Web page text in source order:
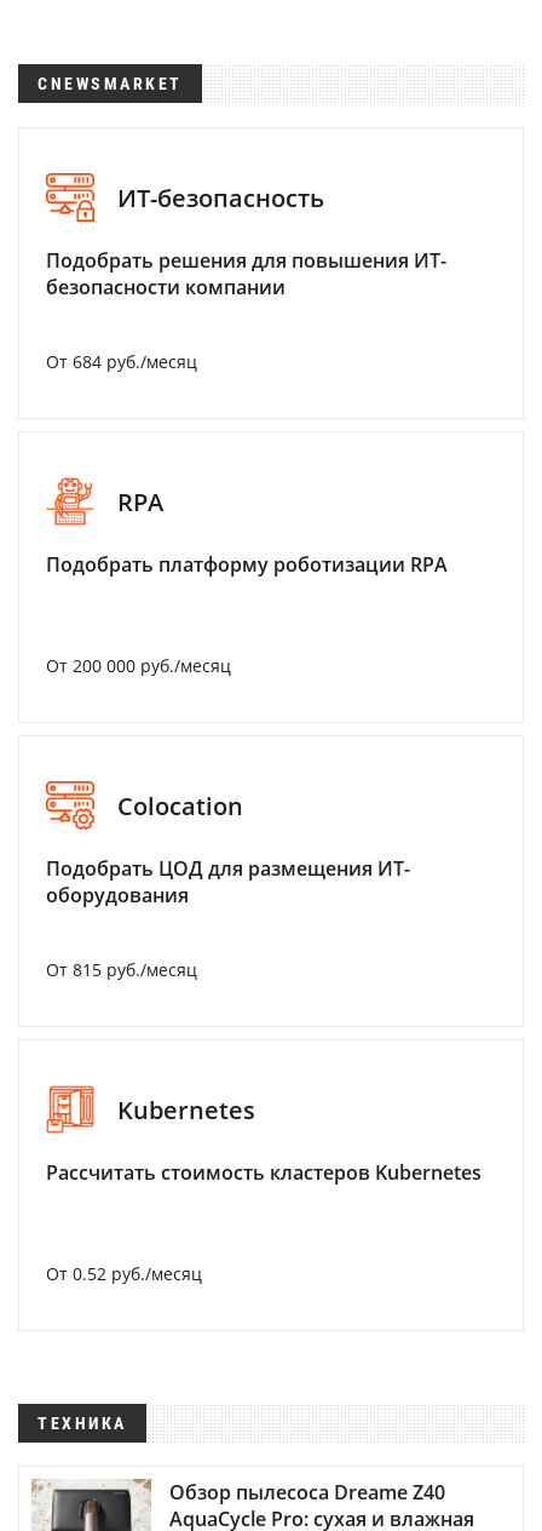
CNEWSMARKET
ИТ-безопасность
Подобрать решения для повышения ИТ-
безопасности компании
От 684 руб./месяц
RPA
Подобрать платформу роботизации RPA
От 200 000 руб./месяц
Colocation
Подобрать ЦОД для размещения ИТ-
оборудования
От 815 руб./месяц
Kubernetes
Рассчитать стоимость кластеров Kubernetes
От 0.52 руб./месяц
ТЕХНИКА
Обзор пылесоса Dreame Z40
AquaCycle Pro: сухая и влажная